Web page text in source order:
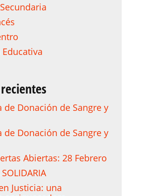
de Donación de Sangre y
de Donación de Sangre y
Abiertas: 28 Febrero
SOLIDARIA
Justicia: una